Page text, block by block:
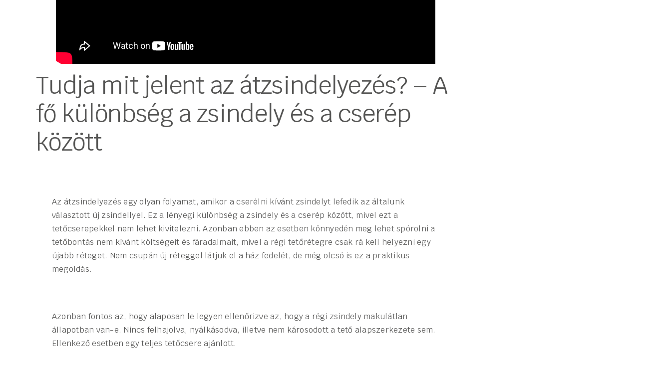
Tudja mit jelent az átzsindelyezés? – A
fő különbség a zsindely és a cserép
között
Az átzsindelyezés egy olyan folyamat, amikor a cserélni kívánt zsindelyt lefedik az általunk
választott új zsindellyel. Ez a lényegi különbség a zsindely és a cserép között, mivel ezt a
tetőcserepekkel nem lehet kivitelezni. Azonban ebben az esetben könnyedén meg lehet spórolni a
tetőbontás nem kívánt költségeit és fáradalmait, mivel a régi tetőrétegre csak rá kell helyezni egy
újabb réteget. Nem csupán új réteggel látjuk el a ház fedelét, de még olcsó is ez a praktikus
megoldás.
Azonban fontos az, hogy alaposan le legyen ellenőrizve az, hogy a régi zsindely makulátlan
állapotban van-e. Nincs felhajolva, nyálkásodva, illetve nem károsodott a tető alapszerkezete sem.
Ellenkező esetben egy teljes tetőcsere ajánlott.